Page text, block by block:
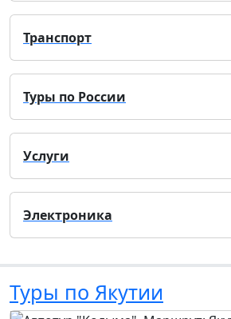
Транспорт
Туры по России
Услуги
Электроника
Туры по Якутии